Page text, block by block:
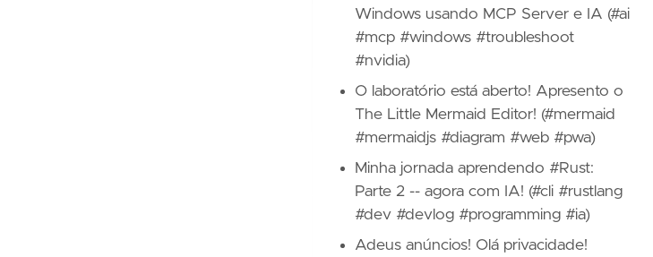
Windows usando MCP Server e IA (#ai
#mcp #windows #troubleshoot
#nvidia)
O laboratório está aberto! Apresento o
The Little Mermaid Editor! (#mermaid
#mermaidjs #diagram #web #pwa)
Minha jornada aprendendo #Rust:
Parte 2 -- agora com IA! (#cli #rustlang
#dev #devlog #programming #ia)
Adeus anúncios! Olá privacidade!